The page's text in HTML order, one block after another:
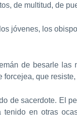
de multitud, de
jóvenes, los
de besarle
que
de sacerdote. El
en otras